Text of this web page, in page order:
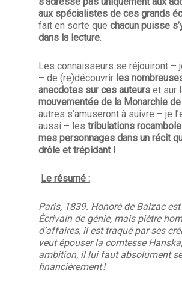
aux spécialistes de ces grands
fait en sorte que chacun puisse
dans la lecture
Les connaisseurs se réjouiront –
– de (re)découvrir les
anecdotes sur ces auteurs et sur
mouvementée de la Monarchie
autres s’amuseront à suivre – je
aussi – les tribulations
mes personnages dans un récit
drôle et trépidant !
Le résumé :
Paris, 1839. Honoré de Balzac
Écrivain de génie, mais piètre
d’affaires, il est traqué par ses
veut épouser la comtesse
ambition, il lui faut absolument
financièrement !